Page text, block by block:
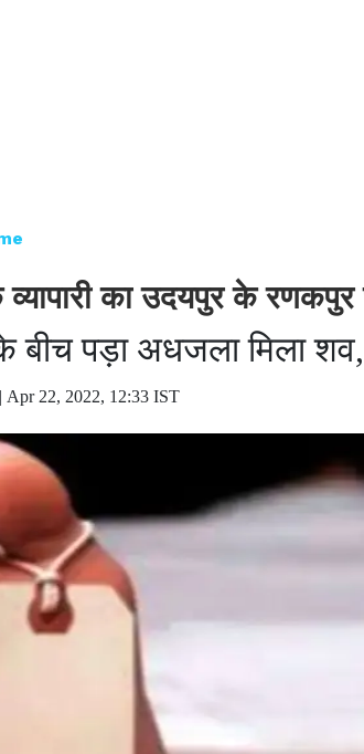
का उदयपुर के रणकपुर
बीच पड़ा अधजला मिला
| Apr 22, 2022, 12:33 IST